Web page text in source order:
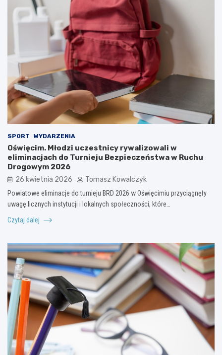
SPORT WYDARZENIA
Oświęcim. Młodzi uczestnicy rywalizowali w
eliminacjach do Turnieju Bezpieczeństwa w Ruchu
Drogowym 2026
26 kwietnia 2026 Tomasz Kowalczyk
Powiatowe eliminacje do turnieju BRD 2026 w Oświęcimiu przyciągnęły
uwagę licznych instytucji i lokalnych społeczności, które…
Czytaj dalej